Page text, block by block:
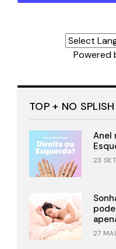
Powered
TOP + NO
Anel
23
27